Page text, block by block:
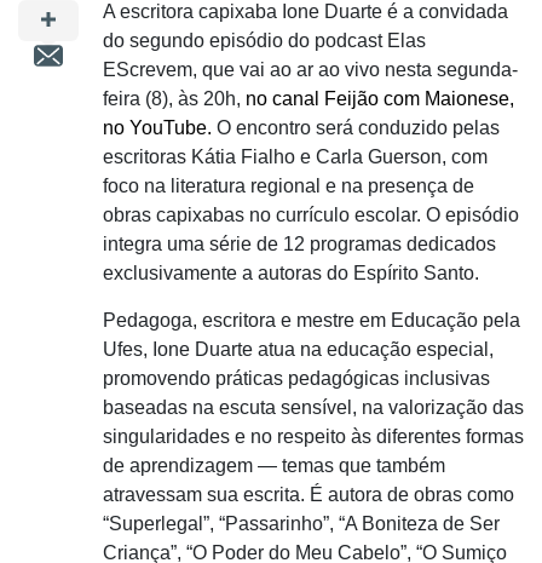
A escritora capixaba Ione Duarte é a convidada
do segundo episódio do podcast Elas
EScrevem, que vai ao ar ao vivo nesta segunda-
feira (8), às 20h, no canal Feijão com Maionese,
no YouTube. O encontro será conduzido pelas
escritoras Kátia Fialho e Carla Guerson, com
foco na literatura regional e na presença de
obras capixabas no currículo escolar. O episódio
integra uma série de 12 programas dedicados
exclusivamente a autoras do Espírito Santo.
Pedagoga, escritora e mestre em Educação pela
Ufes, Ione Duarte atua na educação especial,
promovendo práticas pedagógicas inclusivas
baseadas na escuta sensível, na valorização das
singularidades e no respeito às diferentes formas
de aprendizagem — temas que também
atravessam sua escrita. É autora de obras como
“Superlegal”, “Passarinho”, “A Boniteza de Ser
Criança”, “O Poder do Meu Cabelo”, “O Sumiço